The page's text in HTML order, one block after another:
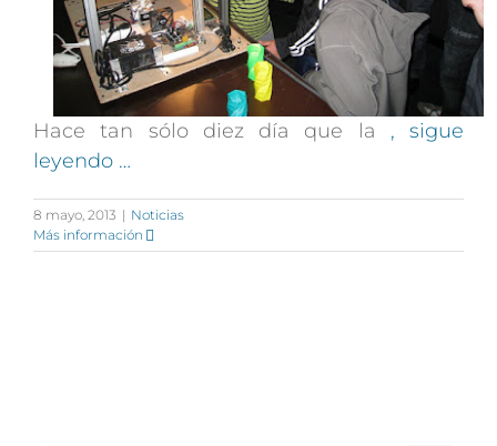
Hace tan sólo diez día que la , sigue
leyendo …
8 mayo, 2013 | Noticias
Más información